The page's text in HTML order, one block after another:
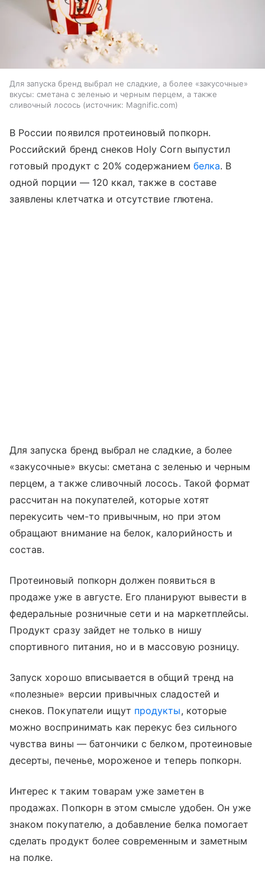
Для запуска бренд выбрал не сладкие, а более «закусочные»
вкусы: сметана с зеленью и черным перцем, а также
сливочный лосось
источник: Magnific.com
В России появился протеиновый попкорн.
Российский бренд снеков Holy Corn выпустил
готовый продукт с 20% содержанием белка. В
одной порции — 120 ккал, также в составе
заявлены клетчатка и отсутствие глютена.
Для запуска бренд выбрал не сладкие, а более
«закусочные» вкусы: сметана с зеленью и черным
перцем, а также сливочный лосось. Такой формат
рассчитан на покупателей, которые хотят
перекусить чем-то привычным, но при этом
обращают внимание на белок, калорийность и
состав.
Протеиновый попкорн должен появиться в
продаже уже в августе. Его планируют вывести в
федеральные розничные сети и на маркетплейсы.
Продукт сразу зайдет не только в нишу
спортивного питания, но и в массовую розницу.
Запуск хорошо вписывается в общий тренд на
«полезные» версии привычных сладостей и
снеков. Покупатели ищут продукты, которые
можно воспринимать как перекус без сильного
чувства вины — батончики с белком, протеиновые
десерты, печенье, мороженое и теперь попкорн.
Интерес к таким товарам уже заметен в
продажах. Попкорн в этом смысле удобен. Он уже
знаком покупателю, а добавление белка помогает
сделать продукт более современным и заметным
на полке.